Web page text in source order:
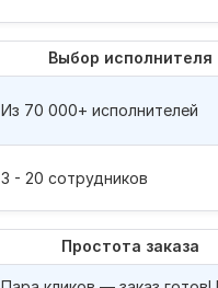
Выбор исполнителя
3 - 20 сотрудников
Из 70 000+ исполнителей
Простота заказа